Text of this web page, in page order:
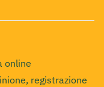
online
registrazione